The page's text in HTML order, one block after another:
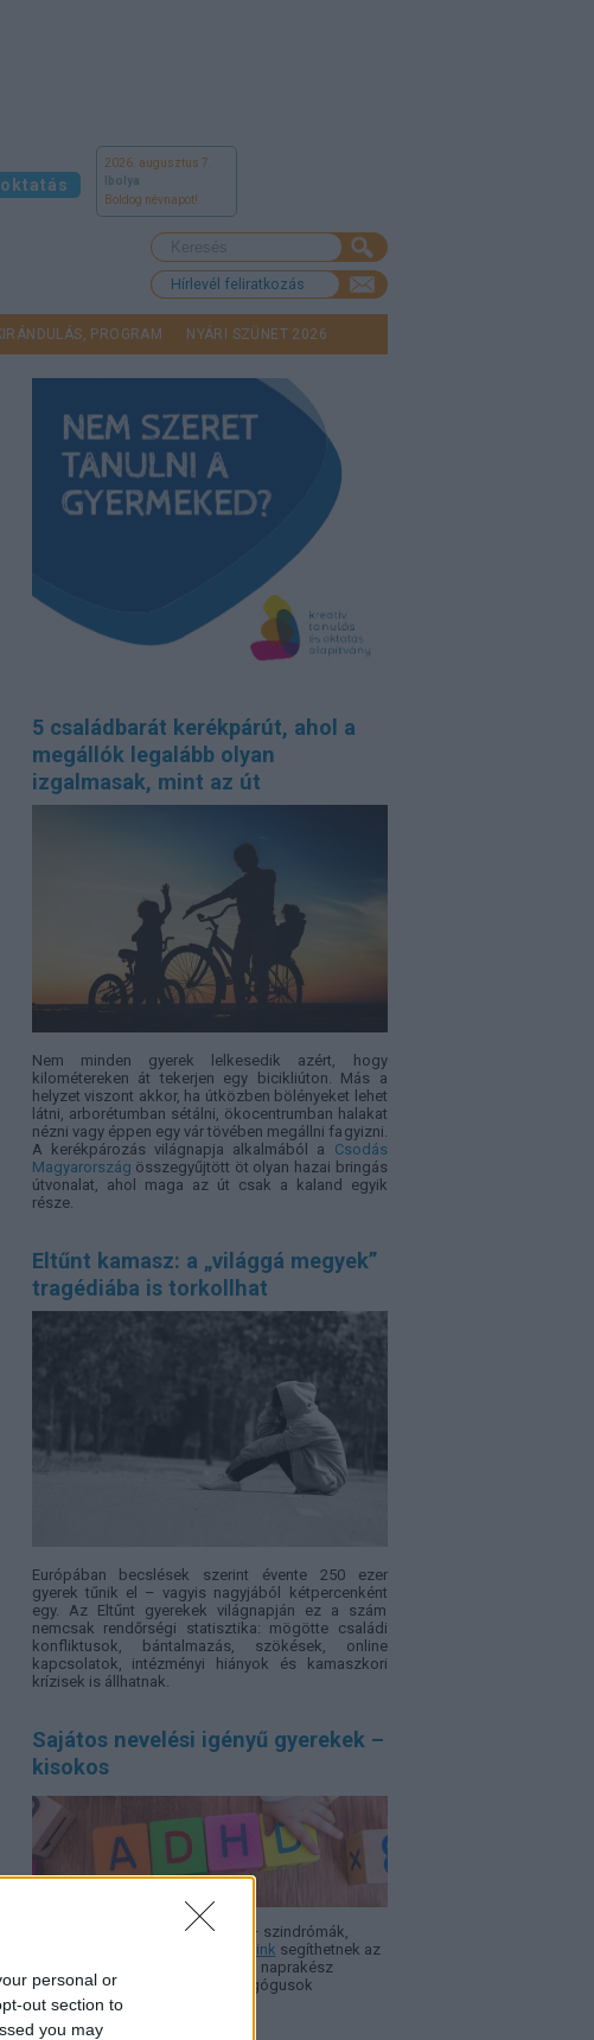
personal or
out section to
you may
2026. augusztus 7.
Ibolya
Boldog névnapot!
Hírlevél feliratkozás
PROGRAM NYÁRI SZÜNET 2026
5 családbarát kerékpárút, ahol a
megállók legalább olyan
izgalmasak, mint az út
Nem minden gyerek lelkesedik azért, hogy
kilométereken át tekerjen egy bicikliúton. Más a
helyzet viszont akkor, ha útközben bölényeket lehet
látni, arborétumban sétálni, ökocentrumban halakat
nézni vagy éppen egy vár tövében megállni fagyizni.
A kerékpározás világnapja alkalmából a Csodás
Magyarország összegyűjtött öt olyan hazai bringás
útvonalat, ahol maga az út csak a kaland egyik
része.
Eltűnt kamasz: a „világgá megyek”
tragédiába is torkollhat
Európában becslések szerint évente 250 ezer
gyerek tűnik el – vagyis nagyjából kétpercenként
egy. Az Eltűnt gyerekek világnapján ez a szám
nemcsak rendőrségi statisztika: mögötte családi
konfliktusok, bántalmazás, szökések, online
kapcsolatok, intézményi hiányok és kamaszkori
krízisek is állhatnak.
Sajátos nevelési igényű gyerekek –
kisokos
SNI, ADHD, autizmus, Asperger – szindró­mák,
Szakcikkeink segíthetnek az
eligazodásban, hogy minél több, naprakész
információ álljon a szülők, pedagógusok
rendelkezésére.